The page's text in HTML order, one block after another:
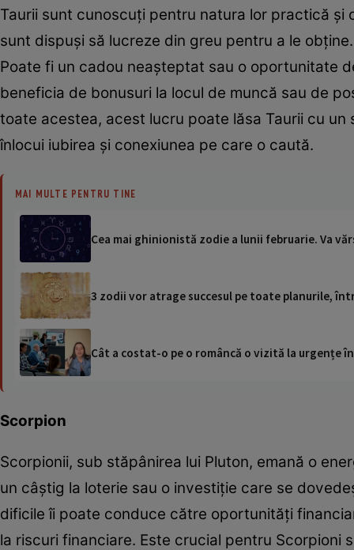
Taurii sunt cunoscuți pentru natura lor practică
sunt dispuși să lucreze din greu pentru a le
Poate fi un cadou neașteptat sau o oportunitate
beneficia de bonusuri la locul de muncă sau de
toate acestea, acest lucru poate lăsa Taurii cu
înlocui iubirea și conexiunea pe care o caută.
MAI MULTE PENTRU TINE
Cea mai ghinionistă zodie a lunii februarie. Va
3 zodii vor atrage succesul pe toate planurile,
Cât a costat-o pe o româncă o vizită la urgențe
Scorpion
Scorpionii, sub stăpânirea lui Pluton, emană o
un câștig la loterie sau o investiție care se
dificile îi poate conduce către oportunități
la riscuri financiare. Este crucial pentru Scorpioni